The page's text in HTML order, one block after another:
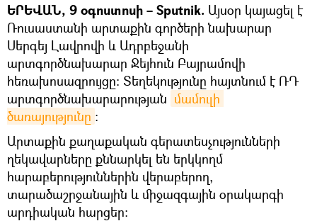
ԵՐԵՎԱՆ, 9 օգոստոսի – Sputnik. Այսօր կայացել է
Ռուսաստանի արտաքին գործերի նախարար
Սերգեյ Լավրովի և Ադրբեջանի
արտգործնախարար Ջեյհուն Բայրամովի
հեռախոսազրույցը: Տեղեկությունը հայտնում է ՌԴ
արտգործնախարարության մամուլի
ծառայությունը ։
Արտաքին քաղաքական գերատեսչությունների
ղեկավարները քննարկել են երկկողմ
հարաբերություններին վերաբերող,
տարածաշրջանային և միջազգային օրակարգի
արդիական հարցեր։